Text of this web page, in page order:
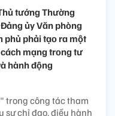
tướng Thường
ủy Văn phòng
phủ phải tạo ra một
mạng trong tư
hành động
trong công tác tham
sự chỉ đạo, điều hành